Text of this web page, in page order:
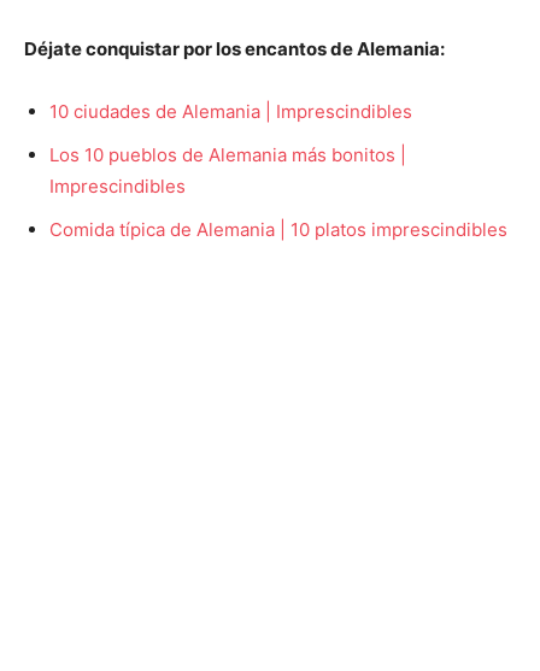
Déjate conquistar por los encantos de Alemania:
10 ciudades de Alemania | Imprescindibles
Los 10 pueblos de Alemania más bonitos |
Imprescindibles
Comida típica de Alemania | 10 platos imprescindibles